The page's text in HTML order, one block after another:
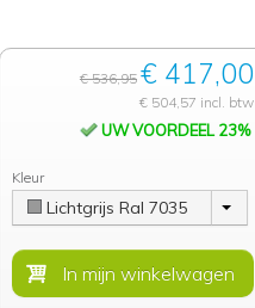
€ 536,95 € 417,00
€ 504,57 incl. btw
UW VOORDEEL 23%
Kleur
Lichtgrijs Ral 7035